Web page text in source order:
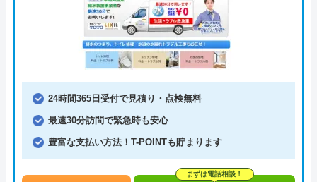
24時間365日受付で見積り・点検無料
最速30分訪問で緊急時も安心
豊富な支払い方法！T-POINTも貯まります
まずは電話相談！